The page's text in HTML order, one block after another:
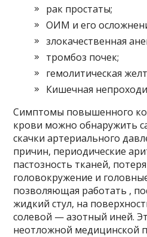
рак простаты;
ОИМ и его
злокачественная
тромбоз почек;
гемолитическая
Кишечная
Симптомы повышенного
крови можно обнаружить
скачки артериального
причин, периодические
пастозность тканей,
головокружение и
позволяющая работать ,
жидкий стул, на
солевой — азотный иней.
неотложной медицинской